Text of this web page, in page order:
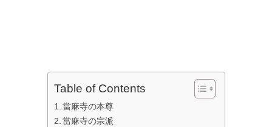
Table of Contents
當麻寺の本尊
當麻寺の宗派